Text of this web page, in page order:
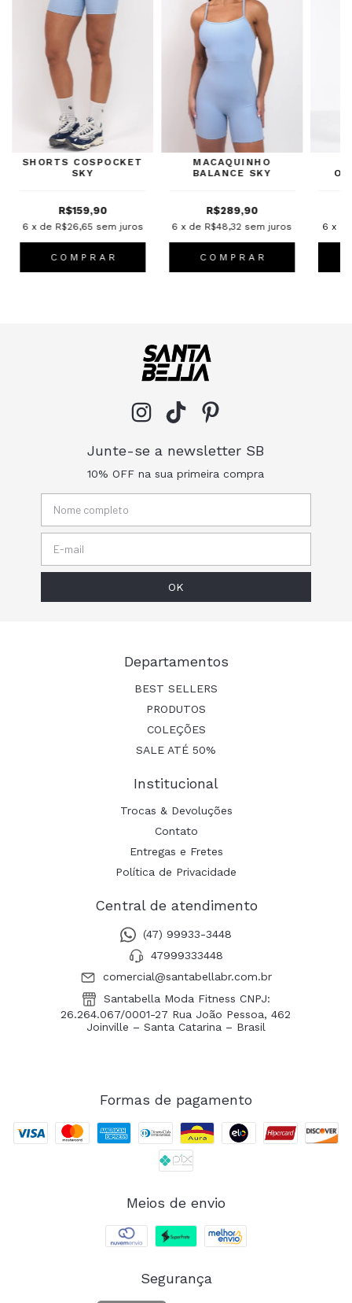
SHORTS COSPOCKET
SKY
R$159,90
6 x de R$26,65 sem juros
C O M P R A R
MACAQUINHO
BALANCE SKY
R$289,90
6 x de R$48,32 sem juros
C O M P R A R
6 x
Junte-se a newsletter SB
10% OFF na sua primeira compra
Departamentos
BEST SELLERS
PRODUTOS
COLEÇÕES
SALE ATÉ 50%
Institucional
Trocas & Devoluções
Contato
Entregas e Fretes
Política de Privacidade
Central de atendimento
(47) 99933-3448
47999333448
comercial@santabellabr.com.br
Santabella Moda Fitness CNPJ:
26.264.067/0001-27 Rua João Pessoa, 462
Joinville – Santa Catarina – Brasil
Formas de pagamento
Meios de envio
Segurança